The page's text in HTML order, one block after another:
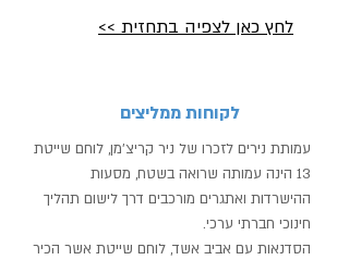
לחץ כאן לצפיה בתחזית >>
לקוחות ממליצים
עמותת נירים לזכרו של ניר קריצ'מן, לוחם שייטת
13 הינה עמותה שרואה בשטח, מסעות
ההישרדות ואתגרים מורכבים דרך לישום תהליך
חינוכי חברתי ערכי.
הסדנאות עם אביב אשד, לוחם שייטת אשר הכיר